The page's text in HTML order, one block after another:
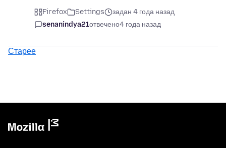
Firefox Settings
задан 4 года назад
senanindya21отвечено4 года назад
Старее